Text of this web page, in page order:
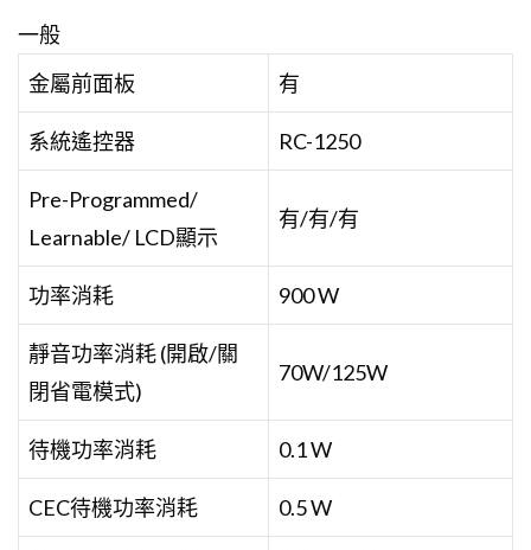
一般
金屬前面板
有
系統遙控器 RC-1250
Pre-Programmed/
Learnable/ LCD顯示
有/有/有
功率消耗 900 W
靜音功率消耗 (開啟/關
閉省電模式)
70W/125W
待機功率消耗 0.1 W
CEC待機功率消耗 0.5 W